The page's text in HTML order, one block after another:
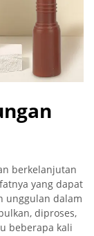
berkelanjutan
yang dapat
unggulan dalam
diproses,
beberapa kali